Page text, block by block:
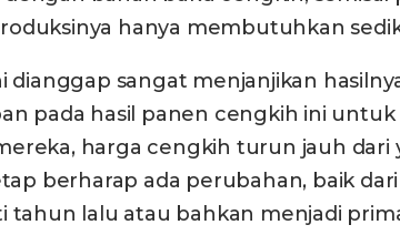
hanya membutuhkan
sangat menjanjikan
pada hasil panen cengkih ini
harga cengkih turun jauh
berharap ada perubahan, baik
lalu atau bahkan menjadi